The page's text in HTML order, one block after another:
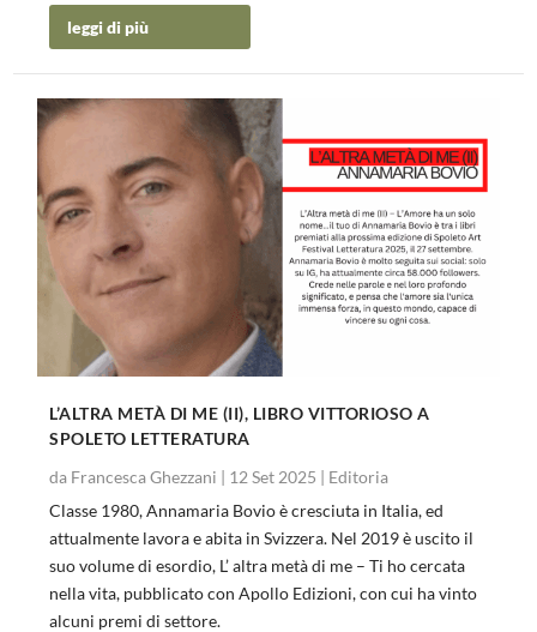
leggi di più
L’ALTRA METÀ DI ME (II), LIBRO VITTORIOSO A
SPOLETO LETTERATURA
da Francesca Ghezzani | 12 Set 2025 | Editoria
Classe 1980, Annamaria Bovio è cresciuta in Italia, ed
attualmente lavora e abita in Svizzera. Nel 2019 è uscito il
suo volume di esordio, L’ altra metà di me – Ti ho cercata
nella vita, pubblicato con Apollo Edizioni, con cui ha vinto
alcuni premi di settore.